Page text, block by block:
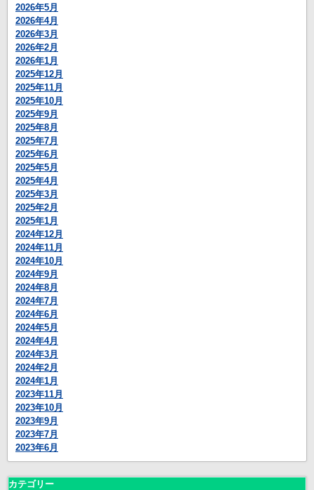
2026年5月
2026年4月
2026年3月
2026年2月
2026年1月
2025年12月
2025年11月
2025年10月
2025年9月
2025年8月
2025年7月
2025年6月
2025年5月
2025年4月
2025年3月
2025年2月
2025年1月
2024年12月
2024年11月
2024年10月
2024年9月
2024年8月
2024年7月
2024年6月
2024年5月
2024年4月
2024年3月
2024年2月
2024年1月
2023年11月
2023年10月
2023年9月
2023年7月
2023年6月
カテゴリー